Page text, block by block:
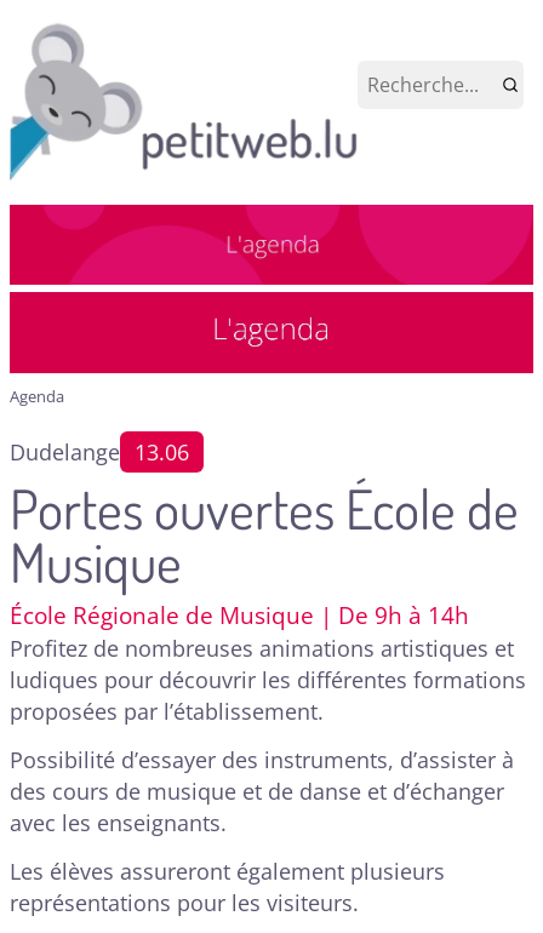
Agenda
Dudelange 13.06
Portes ouvertes École de
Musique
École Régionale de Musique | De 9h à 14h
Profitez de nombreuses animations artistiques et
ludiques pour découvrir les différentes formations
proposées par l’établissement.
Possibilité d’essayer des instruments, d’assister à
des cours de musique et de danse et d’échanger
avec les enseignants.
Les élèves assureront également plusieurs
représen­ta­tions pour les visiteurs.